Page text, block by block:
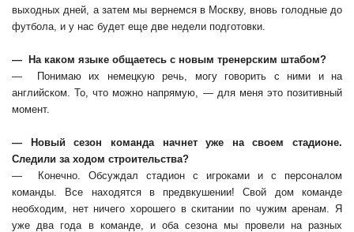
выходных дней, а затем мы вернемся в Москву, вновь голодные до
футбола, и у нас будет еще две недели подготовки.
— На каком языке общаетесь с новым тренерским штабом?
— Понимаю их немецкую речь, могу говорить с ними и на
английском. То, что можно напрямую, — для меня это позитивный
момент.
— Новый сезон команда начнет уже на своем стадионе.
Следили за ходом строительства?
— Конечно. Обсуждал стадион с игроками и с персоналом
команды. Все находятся в предвкушении! Свой дом команде
необходим, нет ничего хорошего в скитании по чужим аренам. Я
уже два года в команде, и оба сезона мы провели на разных